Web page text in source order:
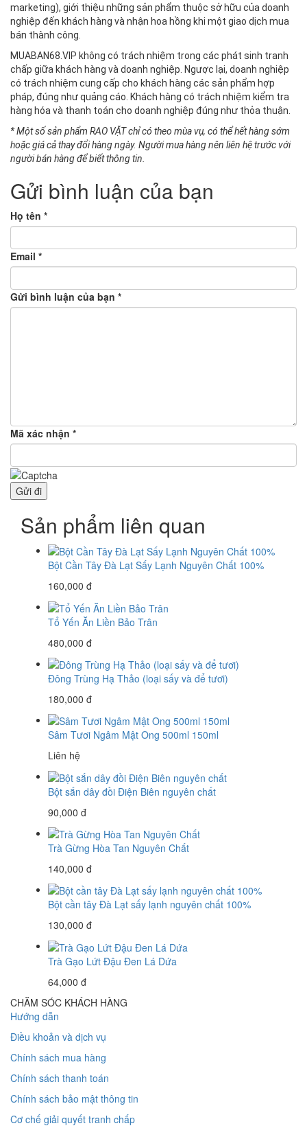
marketing), giới thiệu những sản phẩm thuộc sở hữu của doanh
nghiệp đến khách hàng và nhận hoa hồng khi một giao dịch mua
bán thành công.
MUABAN68.VIP không có trách nhiệm trong các phát sinh tranh
chấp giữa khách hàng và doanh nghiệp. Ngược lại, doanh nghiệp
có trách nhiệm cung cấp cho khách hàng các sản phẩm hợp
pháp, đúng như quảng cáo. Khách hàng có trách nhiệm kiểm tra
hàng hóa và thanh toán cho doanh nghiệp đúng như thỏa thuận.
* Một số sản phẩm RAO VẶT chỉ có theo mùa vụ, có thể hết hàng sớm
hoặc giá cả thay đổi hàng ngày. Người mua hàng nên liên hệ trước với
người bán hàng để biết thông tin.
Gửi bình luận của bạn
Họ tên *
Email *
Gửi bình luận của bạn *
Mã xác nhận *
Gửi đi
Sản phẩm liên quan
Bột Cần Tây Đà Lạt Sấy Lạnh Nguyên Chất 100%
160,000 đ
Tổ Yến Ăn Liền Bảo Trân
480,000 đ
Đông Trùng Hạ Thảo (loại sấy và để tươi)
180,000 đ
Sâm Tươi Ngâm Mật Ong 500ml 150ml
Liên hệ
Bột sắn dây đồi Điện Biên nguyên chất
90,000 đ
Trà Gừng Hòa Tan Nguyên Chất
140,000 đ
Bột cần tây Đà Lạt sấy lạnh nguyên chất 100%
130,000 đ
Trà Gạo Lứt Đậu Đen Lá Dứa
64,000 đ
CHĂM SÓC KHÁCH HÀNG
Hướng dẫn
Điều khoản và dịch vụ
Chính sách mua hàng
Chính sách thanh toán
Chính sách bảo mật thông tin
Cơ chế giải quyết tranh chấp